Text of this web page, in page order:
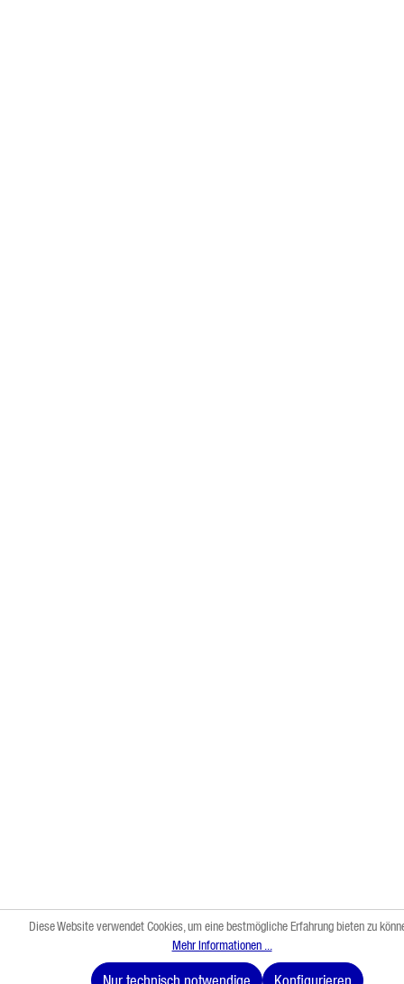
Diese Website verwendet Cookies, um eine bestmögliche Erfahrung bieten zu
Mehr Informationen ...
Nur technisch notwendige Konfigurieren